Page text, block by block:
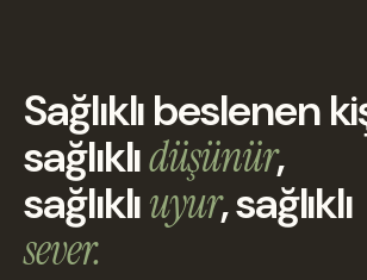
Sağlıklı beslenen
sağlıklıdüşünür,
sağlıklıuyur, sağlıklı
sever.